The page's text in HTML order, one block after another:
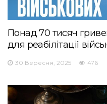
Понад 70 тисяч
для реабілітації
30 Вересня, 2025 476